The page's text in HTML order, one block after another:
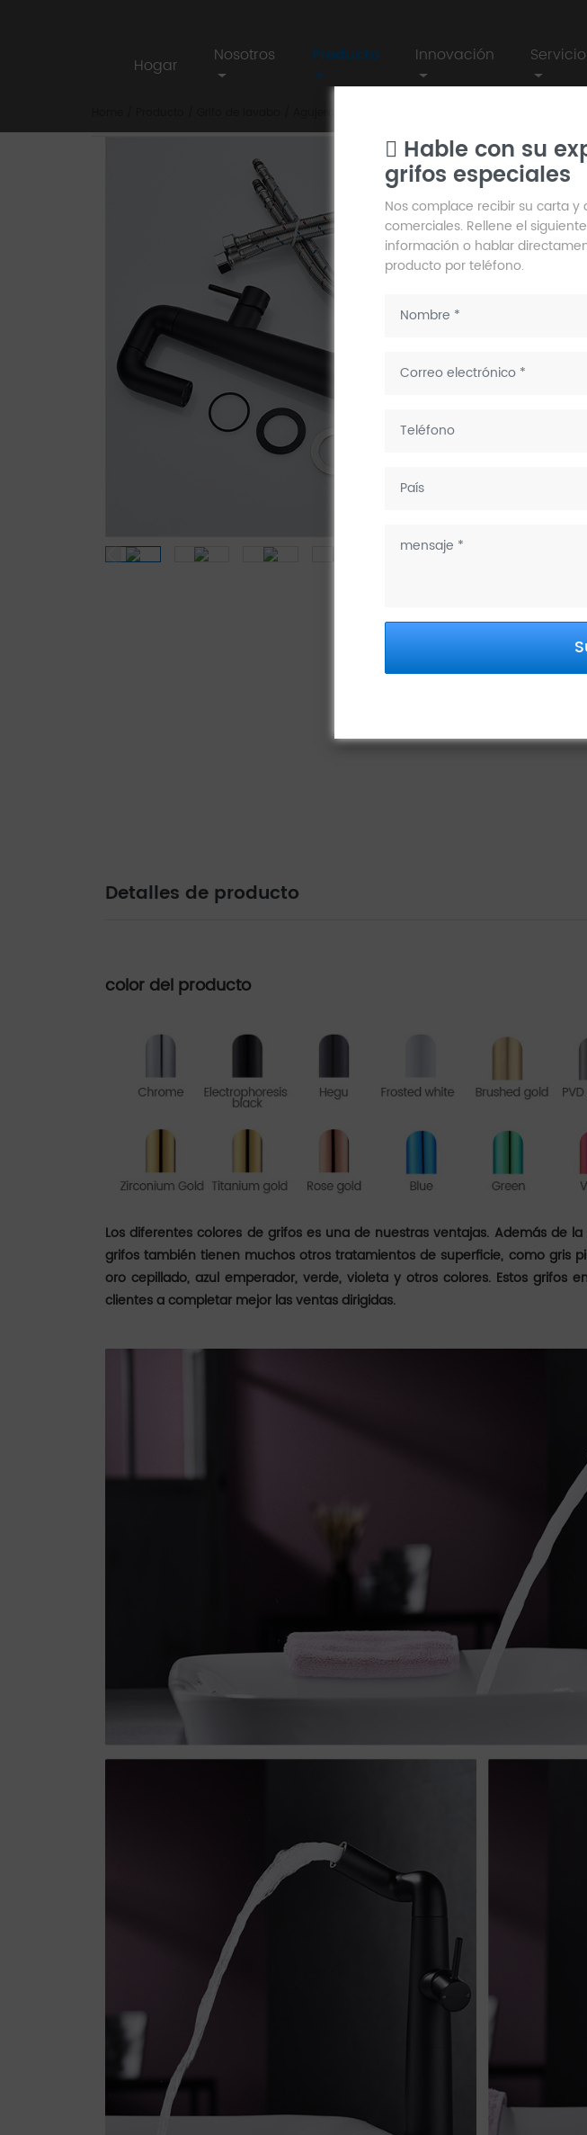
Hogar Nosotros Producto Innovación Servicio
Hable con su
grifos especiales
Nos complace recibir su carta
comerciales. Rellene el
información o hablar
producto por teléfono.
Detalles de producto
color del producto
Los diferentes colores de grifos es una de nuestras ventajas. Además de
grifos también tienen muchos otros tratamientos de superficie, como gris
oro cepillado, azul emperador, verde, violeta y otros colores. Estos grifos
clientes a completar mejor las ventas dirigidas.